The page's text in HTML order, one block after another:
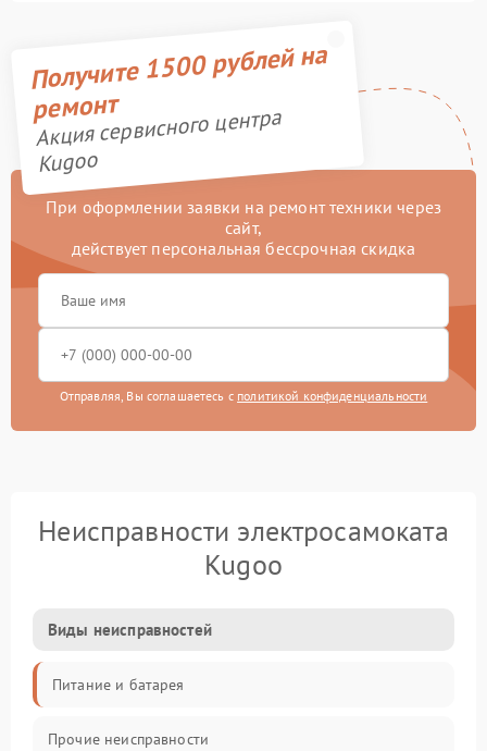
Получите 1500 рублей на
ремонт
Акция сервисного центра
Kugoo
При оформлении заявки на ремонт техники через
сайт,
действует персональная бессрочная скидка
Отправляя, Вы соглашаетесь с политикой конфиденциальности
Неисправности электросамоката
Kugoo
Виды неисправностей
Питание и батарея
Прочие неисправности